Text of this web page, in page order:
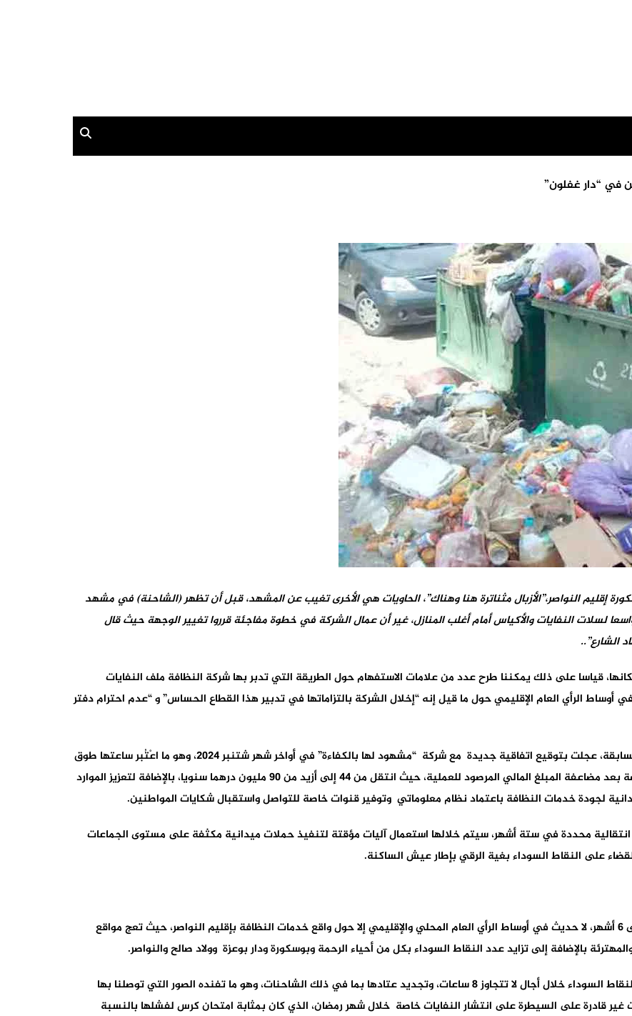
في “دار غفلون”
إقليم النواصر،”الأزبال مثناترة هنا وهناك”، الحاويات هي الأخرى تغيب عن المشهد، قبل أن تظهر (الشاحنة) في مشهد
لسلات النفايات والأكياس أمام أغلب المنازل، غير أن عمال الشركة في خطوة مفاجئة قرروا تغيير الوجهة حيث قال
الشارع”..
قياسا على ذلك يمكننا طرح عدد من علامات الاستفهام حول الطريقة التي تدبر بها شركة النظافة ملف النفايات
الرأي العام الإقليمي حول ما قيل إنه “إخلال الشركة بالتزاماتها في تدبير هذا القطاع الحساس” و “عدم احترام دفتر
المشاكل الكثيرة التي عانتها ساكنة النواصر مع الشركة السابقة، عجلت بتوقيع اتفاقية جديدة مع شركة “مشهود لها بالكفاءة” في أواخر شهر شتنبر 2024، وهو ما اعْتُبر ساعتها طوق
نجاة بالنسبة للمواطنين والمسؤولين على حد سواء، خاصة بعد مضاعفة المبلغ المالي المرصود للعملية، حيث انتقل من 44 إلى أزيد من 90 مليون درهما سنويا، بالإضافة لتعزيز الموارد
لجودة خدمات النظافة باعتماد نظام معلوماتي وتوفير قنوات خاصة للتواصل واستقبال شكايات المواطنين.
انتقالية محددة في ستة أشهر، سيتم خلالها استعمال آليات مؤقتة لتنفيذ حملات ميدانية مكثفة على مستوى الجماعات
على النقاط السوداء بغية الرقي بإطار عيش الساكنة.
بعد انقضاء الفترة الانتقالية التي حُددت في مدة لا تتعدى 6 أشهر، لا حديث في أوساط الرأي العام المحلي والإقليمي إلا حول واقع خدمات النظافة بإقليم النواصر، حيث تعج مواقع
بالإضافة إلى تزايد عدد النقاط السوداء بكل من أحياء الرحمة وبوسكورة ودار بوعزة وولاد صالح والنواصر.
علما أن الشركة التزمت في دفتر التحملات بالقضاء على النقاط السوداء خلال أجال لا تتجاوز 8 ساعات، وتجديد عتادها بما في ذلك الشاحنات، وهو ما تفنده الصور التي توصلنا بها
قادرة على السيطرة على انتشار النفايات خاصة خلال شهر رمضان، الذي كان بمثابة امتحان كرس لفشلها بالنسبة